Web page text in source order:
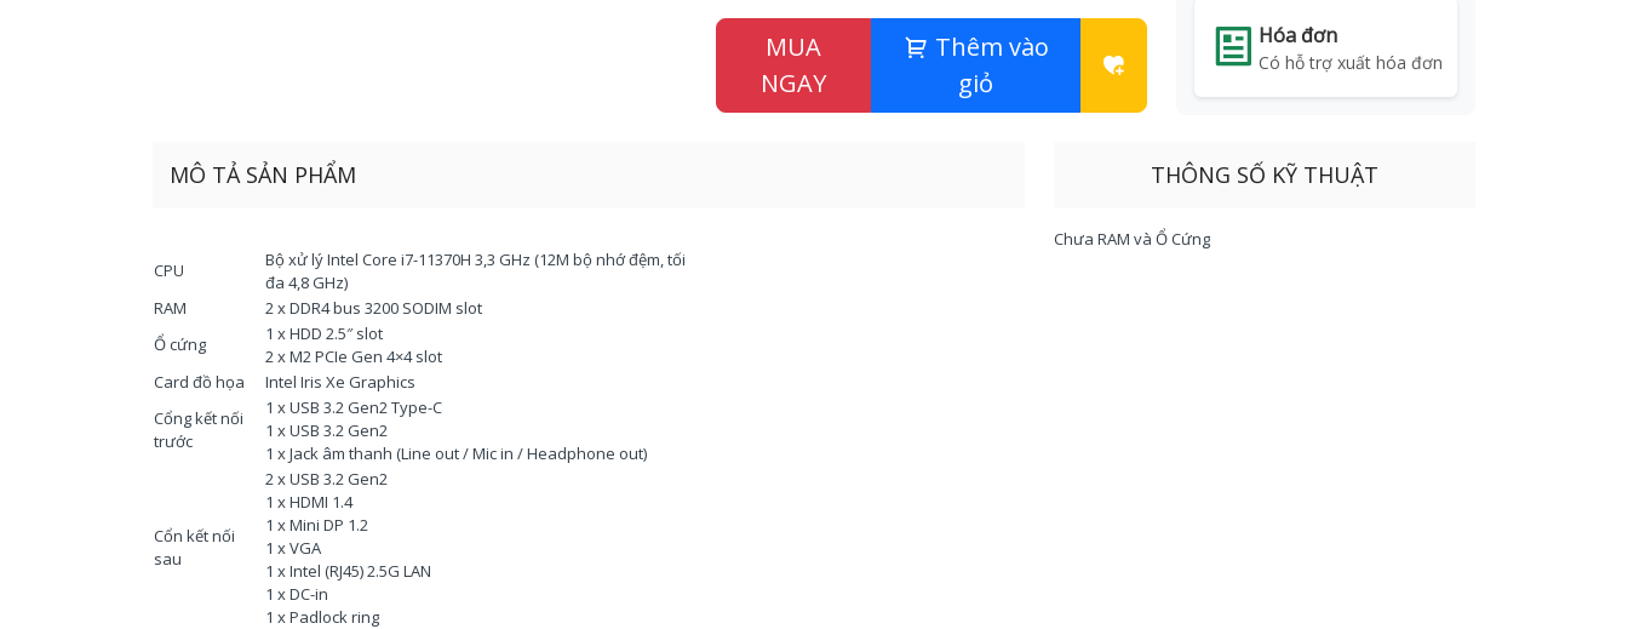
MUA
NGAY
Thêm vào
giỏ
Hóa đơn
Có hỗ trợ xuất hóa đơn
MÔ TẢ SẢN PHẨM
CPU
Bộ xử lý Intel Core i7-11370H 3,3 GHz (12M bộ nhớ đệm, tối
đa 4,8 GHz)
RAM
2 x DDR4 bus 3200 SODIM slot
Ổ cứng
1 x HDD 2.5″ slot
2 x M2 PCIe Gen 4×4 slot
Card đồ họa
Intel Iris Xe Graphics
Cổng kết nối
trước
1 x USB 3.2 Gen2 Type-C
1 x USB 3.2 Gen2
1 x Jack âm thanh (Line out / Mic in / Headphone out)
Cổn kết nối
sau
2 x USB 3.2 Gen2
1 x HDMI 1.4
1 x Mini DP 1.2
1 x VGA
1 x Intel (RJ45) 2.5G LAN
1 x DC-in
1 x Padlock ring
THÔNG SỐ KỸ THUẬT
Chưa RAM và Ổ Cứng